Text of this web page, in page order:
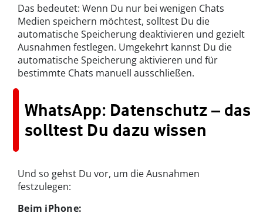
Das bedeutet: Wenn Du nur bei wenigen Chats
Medien speichern möchtest, solltest Du die
automatische Speicherung deaktivieren und gezielt
Ausnahmen festlegen. Umgekehrt kannst Du die
automatische Speicherung aktivieren und für
bestimmte Chats manuell ausschließen.
WhatsApp: Datenschutz – das
solltest Du dazu wissen
Und so gehst Du vor, um die Ausnahmen
festzulegen:
Beim iPhone: